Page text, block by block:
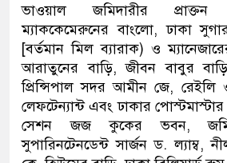
ভাওয়াল জমিদারীর
ম্যাককেমেরুনের বাংলো, ঢাকা
[বর্তমান মিল ব্যারাক) ও
আরাতুনের বাড়ি, জীবন বাবুর
প্রিন্সিপাল সদর আমীন জে, রেইলি
লেফটেন্যান্ট এবং ঢাকার
সেশন জজ কুকের ভবন,
সুপারিনটেনডেন্ট সার্জন ড. ল্যাম্ব,